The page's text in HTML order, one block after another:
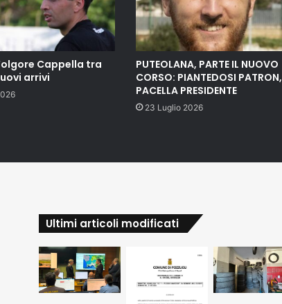
Cappella tra
arrivi
PUTEOLANA, PARTE IL NUOVO
CORSO: PIANTEDOSI PATRON,
PACELLA PRESIDENTE
23 Luglio 2026
Ultimi articoli modificati